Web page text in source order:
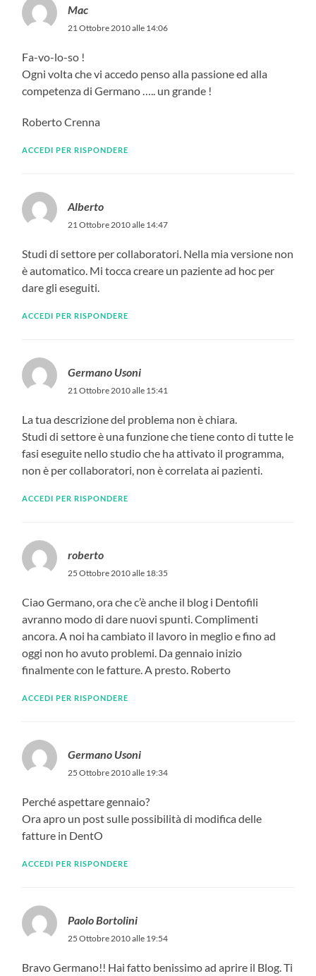
Mac
21 Ottobre 2010 alle 14:06
Fa-vo-lo-so !
Ogni volta che vi accedo penso alla passione ed alla
competenza di Germano ….. un grande !
Roberto Crenna
ACCEDI PER RISPONDERE
Alberto
21 Ottobre 2010 alle 14:47
Studi di settore per collaboratori. Nella mia versione non
è automatico. Mi tocca creare un paziente ad hoc per
dare gli eseguiti.
ACCEDI PER RISPONDERE
Germano Usoni
21 Ottobre 2010 alle 15:41
La tua descrizione del problema non è chiara.
Studi di settore è una funzione che tiene conto di tutte le
fasi eseguite nello studio che ha attivato il programma,
non è per collaboratori, non è correlata ai pazienti.
ACCEDI PER RISPONDERE
roberto
25 Ottobre 2010 alle 18:35
Ciao Germano, ora che c’è anche il blog i Dentofili
avranno modo di dare nuovi spunti. Complimenti
ancora. A noi ha cambiato il lavoro in meglio e fino ad
oggi non ho avuto problemi. Da gennaio inizio
finalmente con le fatture. A presto. Roberto
ACCEDI PER RISPONDERE
Germano Usoni
25 Ottobre 2010 alle 19:34
Perché aspettare gennaio?
Ora apro un post sulle possibilità di modifica delle
fatture in DentO
ACCEDI PER RISPONDERE
Paolo Bortolini
25 Ottobre 2010 alle 19:54
Bravo Germano!! Hai fatto benissimo ad aprire il Blog. Ti